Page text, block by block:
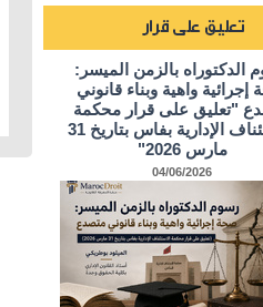
الدكتوراه بالزمن الميسر:
واهية وبناء قانوني
"تعليق على قرار محكمة
الاستئناف الإدارية بفاس بتاريخ 31
مارس 2026"
04/06/2026